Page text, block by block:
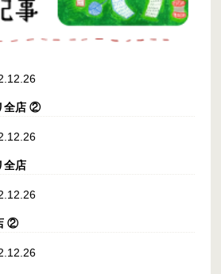
全店 ②
全店
②